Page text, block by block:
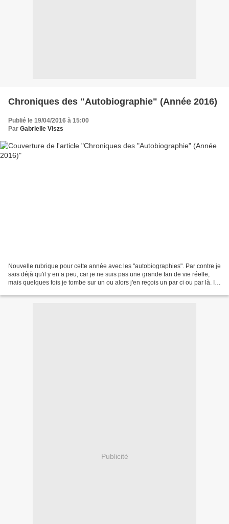
Chroniques des "Autobiographie" (Année 2016)
Publié le 19/04/2016 à 15:00
Par Gabrielle Viszs
Nouvelle rubrique pour cette année avec les "autobiographies". Par contre je
sais déjà qu'il y en a peu, car je ne suis pas une grande fan de vie réelle,
mais quelques fois je tombe sur un ou alors j'en reçois un par ci ou par là. Il
Publicité